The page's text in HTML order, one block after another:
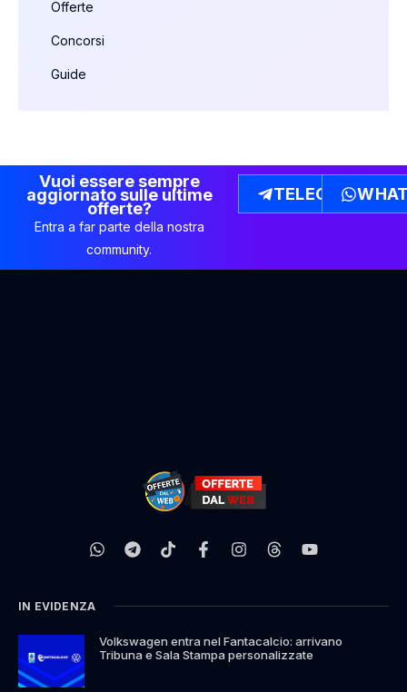
Offerte
Concorsi
Guide
Vuoi essere sempre
aggiornato sulle ultime
offerte?
Entra a far parte della nostra
community.
TELEGRAM
IN EVIDENZA
Volkswagen entra nel Fantacalcio: arrivano
Tribuna e Sala Stampa personalizzate